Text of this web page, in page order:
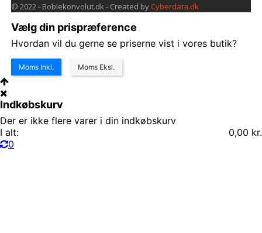
© 2022 - Boblekonvolut.dk - Created byCyberdata.dk
Vælg din prispræference
Hvordan vil du gerne se priserne vist i vores butik?
Moms Inkl. Moms Eksl.
Indkøbskurv
Der er ikke flere varer i din indkøbskurv
I alt:
0,00 kr.
0